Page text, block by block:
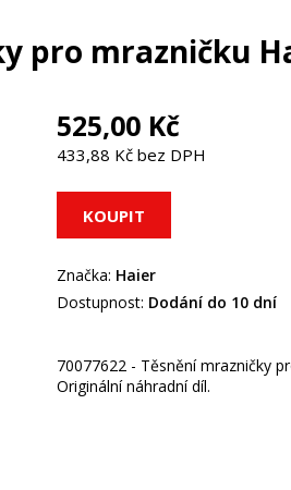
pro mrazničku
525,00 Kč
433,88 Kč bez DPH
Značka: Haier
Dostupnost: Dodání do 10 dní
70077622 - Těsnění mrazničky
Originální náhradní díl.